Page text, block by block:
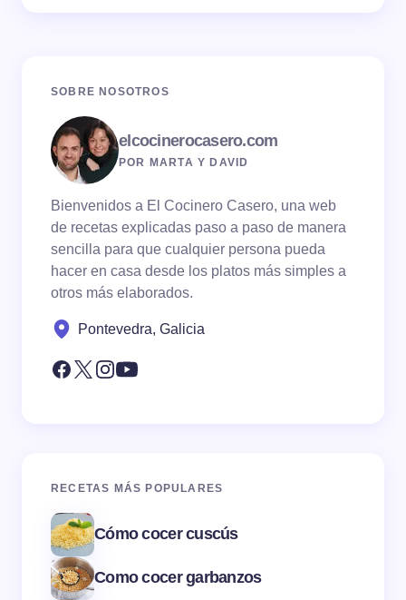
SOBRE NOSOTROS
elcocinerocasero.com
POR MARTA Y DAVID
Bienvenidos a El Cocinero Casero, una web
de recetas explicadas paso a paso de manera
sencilla para que cualquier persona pueda
hacer en casa desde los platos más simples a
otros más elaborados.
Pontevedra, Galicia
RECETAS MÁS POPULARES
Cómo cocer cuscús
Como cocer garbanzos